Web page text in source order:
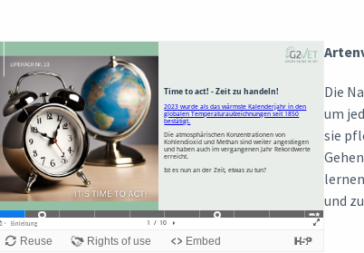
Die
um
sie
und